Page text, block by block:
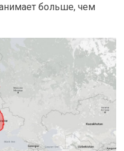
больше, чем